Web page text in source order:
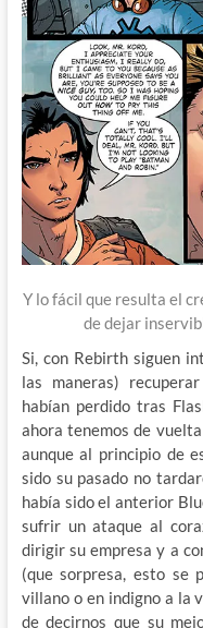
Y lo fácil que resulta el
de dejar
Si, con Rebirth siguen
las maneras)
habían perdido tras
ahora tenemos de
aunque al principio de
sido su pasado no
había sido el anterior
sufrir un ataque al
dirigir su empresa y a
(que sorpresa, esto se
villano o en indigno a la
de decirnos que su